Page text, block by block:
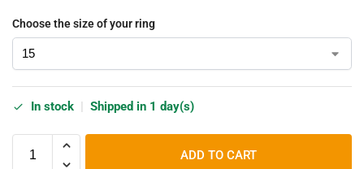
Choose the size of your ring
In stock Shipped in 1 day(s)
ADD TO CART